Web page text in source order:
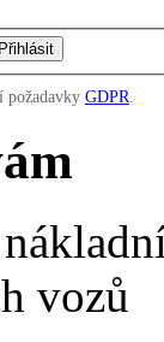
požadavky GDPR.
vozů